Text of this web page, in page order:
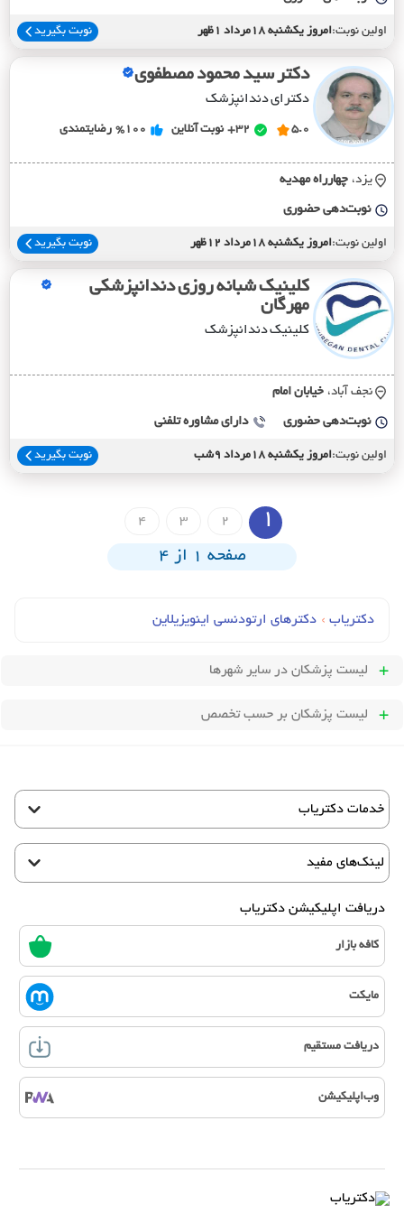
اولین نوبت:امروز یکشنبه 18مرداد 1ظهر نوبت بگیرید
دکتر سید محمود مصطفوی
دکترای دندانپزشک
5.0
32+ نوبت آنلاین %100 رضایتمندی
یزد، چهارراه مهديه
نوبت‌دهی حضوری
اولین نوبت:امروز یکشنبه 18مرداد 12ظهر نوبت بگیرید
کلینیک شبانه روزی دندانپزشکی
مهرگان
کلینیک دندانپزشک
نجف آباد، خيابان امام
نوبت‌دهی حضوری دارای مشاوره تلفنی
اولین نوبت:امروز یکشنبه 18مرداد 9شب نوبت بگیرید
1
2
3
4
صفحه 1 از 4
دکتریاب › دکترهای ارتودنسی اینویزیلاین
لیست پزشکان در سایر شهرها
لیست پزشکان بر حسب تخصص
خدمات دکتریاب
لینک‌های مفید
دریافت اپلیکیشن دکتریاب
کافه بازار
مایکت
دریافت مستقیم
وب‌اپلیکیشن